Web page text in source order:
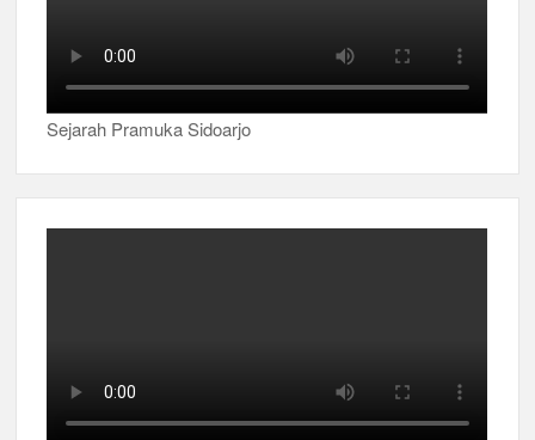
Sejarah Pramuka Sidoarjo